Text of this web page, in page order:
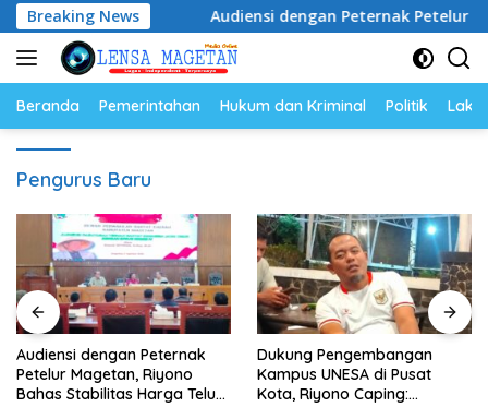
Langsung
ke
konten
Breaking News
Juta Audiensi dengan Peternak Petelur Magetan,
Beranda Pemerintahan Hukum dan Kriminal Politik
Pengurus Baru
Audiensi dengan Peternak
Petelur Magetan, Riyono
Bahas Stabilitas Harga Telur
Dukung Pengembangan
Kampus UNESA di Pusat
Kota, Riyono Caping: